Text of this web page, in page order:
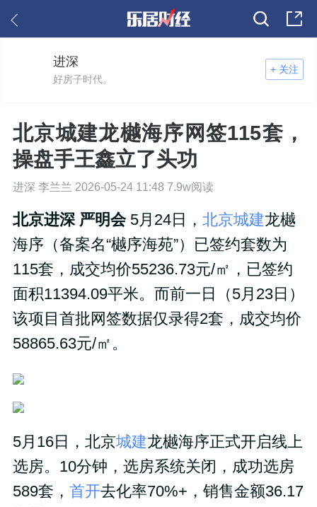
+ 关注
进深
好房子时代。
北京城建龙樾海序网签115套，
操盘手王鑫立了头功
进深 李兰兰 2026-05-24 11:48 7.9w阅读
北京进深 严明会5月24日， 北京城建龙樾
海序（备案名“樾序海苑”）已签约套数为
115套，成交均价55236.73元/㎡，已签约
面积11394.09平米。而前一日（5月23日）
该项目首批网签数据仅录得2套，成交均价
58865.63元/㎡。
5月16日，北京城建龙樾海序正式开启线上
选房。10分钟，选房系统关闭，成功选房
589套， 首开去化率70%+，销售金额36.17